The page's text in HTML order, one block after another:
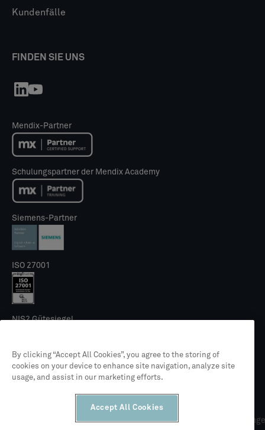
Kundenfälle
FINDEN SIE UNS
Mendix-Partner
Schulungspartner der Mendix Academy
Siemens-Partner
ISO 27001
NIS2 Gütesiegel
DatenschutzrichtlinieAllgemeine
By clicking “Accept All Cookies”, you agree to the storing of
cookies on your device to enhance site navigation, analyze site
usage, and assist in our marketing efforts.
Accept All Cookies